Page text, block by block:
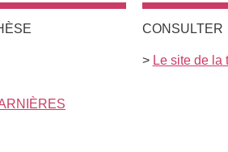
CONSULTER
> Le site de la